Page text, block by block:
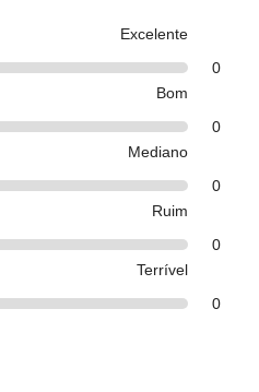
Excelente
0
Bom
0
Mediano
0
Ruim
0
Terrível
0